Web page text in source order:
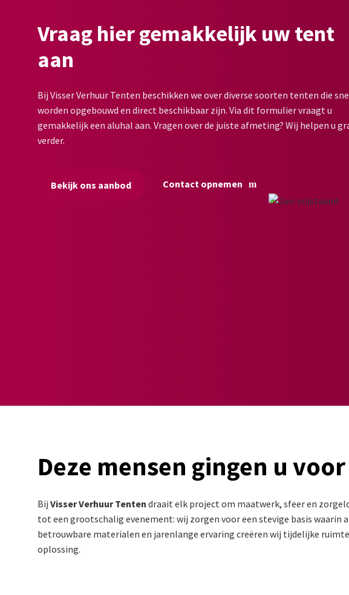
Vraag hier gemakkelijk uw tent
aan
Bij Visser Verhuur Tenten beschikken we over diverse soorten tenten die
worden opgebouwd en direct beschikbaar zijn. Via dit formulier vraagt u
gemakkelijk een aluhal aan. Vragen over de juiste afmeting? Wij helpen u
verder.
Bekijk ons aanbod Contact opnemen
Deze mensen gingen u voor
Bij Visser Verhuur Tenten draait elk project om maatwerk, sfeer en
tot een grootschalig evenement: wij zorgen voor een stevige basis waarin
betrouwbare materialen en jarenlange ervaring creëren wij tijdelijke
oplossing.